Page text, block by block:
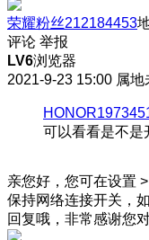
荣耀粉丝212184453
评论 举报
LV6浏览器
2021-9-23 15:00 属地
可以看看是不是
亲您好，您可在设置
保持网络连接开关，
回复哦，非常感谢您